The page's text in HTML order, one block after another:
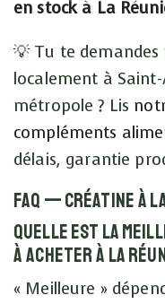
en stock à La
💡 Tu te
localement à
métropole ? Lis
compléments
délais, garantie
FAQ — Créatine à
Quelle est la
à acheter à La
« Meilleure »